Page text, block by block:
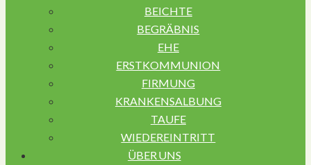
BEICHTE
BEGRÄBNIS
EHE
ERSTKOMMUNION
FIRMUNG
KRANKENSALBUNG
TAUFE
WIEDEREINTRITT
ÜBER UNS